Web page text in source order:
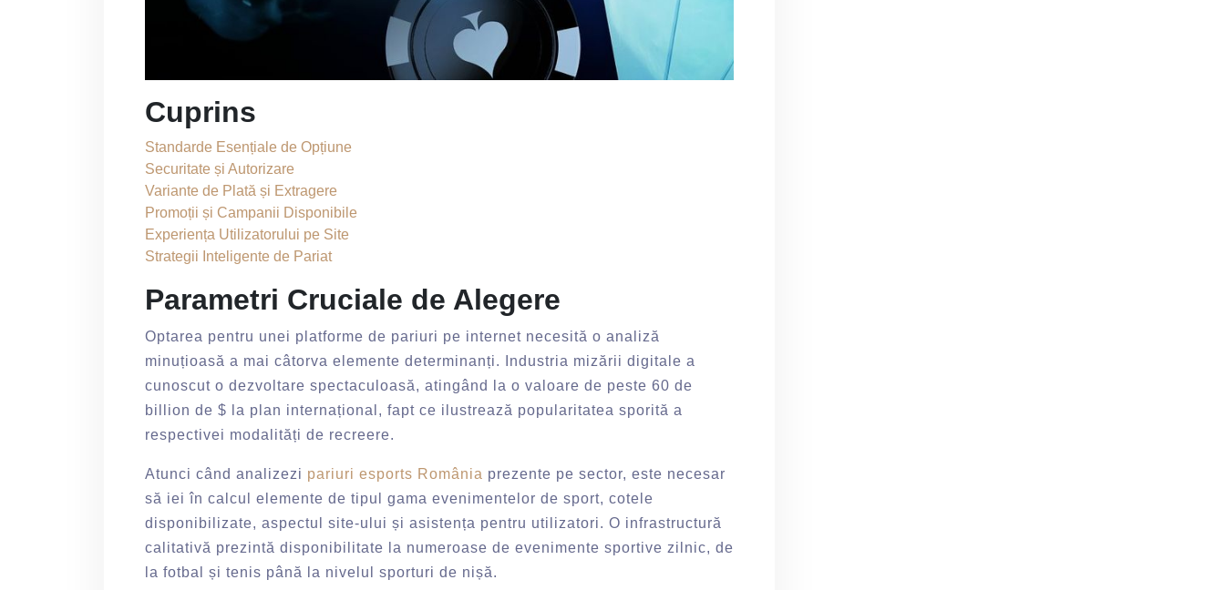
Cuprins
Standarde Esențiale de Opțiune
Securitate și Autorizare
Variante de Plată și Extragere
Promoții și Campanii Disponibile
Experiența Utilizatorului pe Site
Strategii Inteligente de Pariat
Parametri Cruciale de Alegere
Optarea pentru unei platforme de pariuri pe internet necesită o analiză
minuțioasă a mai câtorva elemente determinanți. Industria mizării digitale a
cunoscut o dezvoltare spectaculoasă, atingând la o valoare de peste 60 de
billion de $ la plan internațional, fapt ce ilustrează popularitatea sporită a
respectivei modalități de recreere.
Atunci când analizezi pariuri esports România prezente pe sector, este necesar
să iei în calcul elemente de tipul gama evenimentelor de sport, cotele
disponibilizate, aspectul site-ului și asistența pentru utilizatori. O infrastructură
calitativă prezintă disponibilitate la numeroase de evenimente sportive zilnic, de
la fotbal și tenis până la nivelul sporturi de nișă.